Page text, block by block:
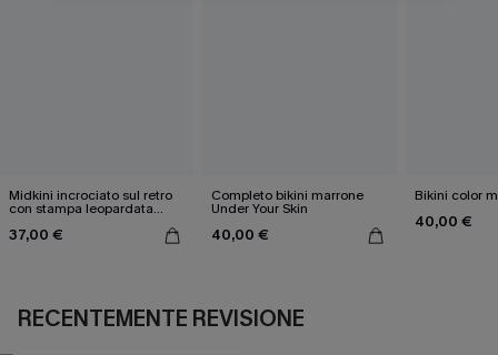
Midkini incrociato sul retro
con stampa leopardata
37,00 €
Completo bikini marrone
Under Your Skin
40,00 €
Bikini color
40,00 €
RECENTEMENTE REVISIONE